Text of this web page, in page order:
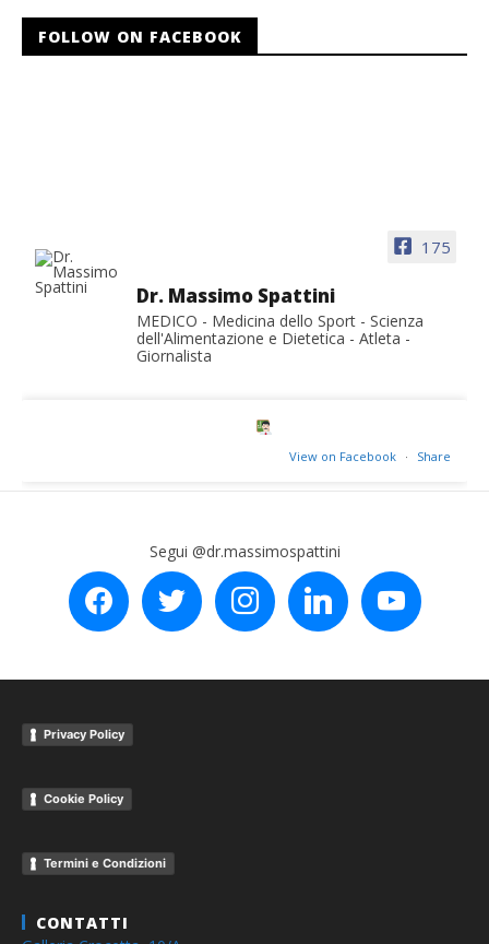
FOLLOW ON FACEBOOK
175
Dr. Massimo Spattini
MEDICO - Medicina dello Sport - Scienza
dell'Alimentazione e Dietetica - Atleta -
Giornalista
View on Facebook · Share
Segui @dr.massimospattini
facebook
twitter instagram linkedin youtube
Privacy Policy
Cookie Policy
Termini e Condizioni
CONTATTI